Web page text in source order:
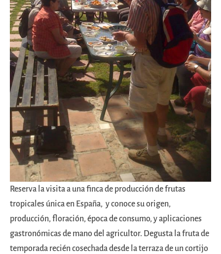
Reserva la visita a una finca de producción de frutas
tropicales única en España, y conoce su origen,
producción, floración, época de consumo, y aplicaciones
gastronómicas de mano del agricultor. Degusta la fruta de
temporada recién cosechada desde la terraza de un cortijo